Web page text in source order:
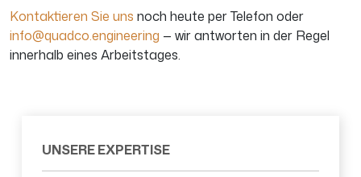
Kontaktieren Sie uns noch heute per Telefon oder
info@quadco.engineering — wir antworten in der Regel
innerhalb eines Arbeitstages.
UNSERE EXPERTISE